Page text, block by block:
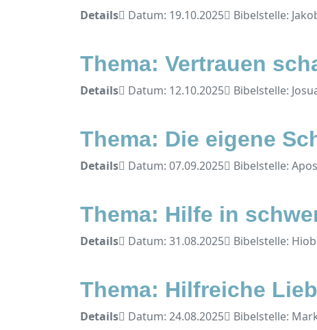
Details Datum: 19.10.2025 Bibelstelle:
Thema: Vertrauen
Details Datum: 12.10.2025 Bibelstelle:
Thema: Die eigene
Details Datum: 07.09.2025 Bibelstelle:
Thema: Hilfe in
Details Datum: 31.08.2025 Bibelstelle: Hiob
Thema: Hilfreiche
Details Datum: 24.08.2025 Bibelstelle: